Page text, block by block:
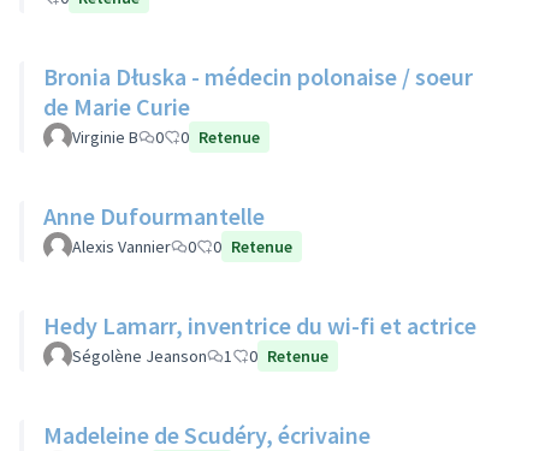
Bronia Dłuska - médecin polonaise / soeur
de Marie Curie
Virginie B 0 0 Retenue
Anne Dufourmantelle
Alexis Vannier 0 0 Retenue
Hedy Lamarr, inventrice du wi-fi et actrice
Ségolène Jeanson 1 0 Retenue
Madeleine de Scudéry, écrivaine